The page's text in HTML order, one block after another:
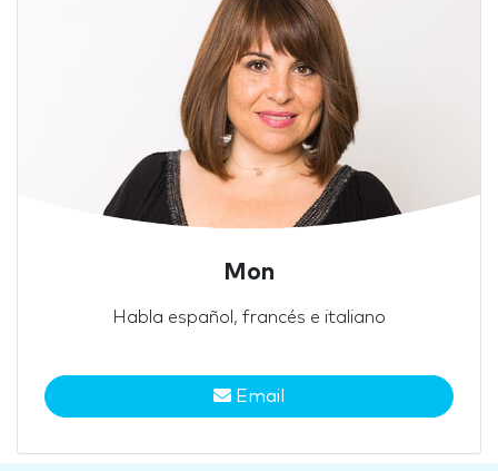
Mon
Habla español, francés e italiano
Email